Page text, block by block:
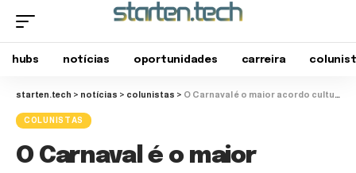
hubs notícias oportunidades carreira
starten.tech > notícias > colunistas > O Carnaval é o maior acordo cultural do Brasil
COLUNISTAS
O Carnaval é o maior